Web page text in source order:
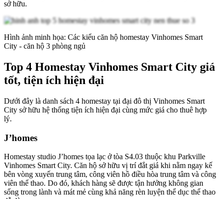
sở hữu.
Hình ảnh minh họa: Các kiểu căn hộ homestay Vinhomes Smart
City - căn hộ 3 phòng ngủ
Top 4 Homestay Vinhomes Smart City giá
tốt, tiện ích hiện đại
Dưới đây là danh sách 4 homestay tại đại đô thị Vinhomes Smart
City sở hữu hệ thống tiện ích hiện đại cùng mức giá cho thuê hợp
lý.
J’homes
Homestay studio J’homes tọa lạc ở tòa S4.03 thuộc khu Parkville
Vinhomes Smart City. Căn hộ sở hữu vị trí đắt giá khi nằm ngay kế
bên vòng xuyến trung tâm, công viên hồ điều hòa trung tâm và công
viên thể thao. Do đó, khách hàng sẽ được tận hưởng không gian
sống trong lành và mát mẻ cùng khả năng rèn luyện thể dục thể thao